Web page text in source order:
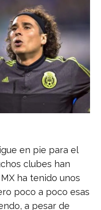
en pie para el
clubes han
ha tenido unos
poco a poco esas
a pesar de